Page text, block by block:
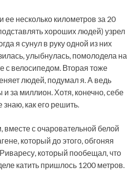
несколько километров за 20
хороших людей) узрел
я сунул в руку одной из них
улыбнулась, помолодела на
с велосипедом. Вторая тоже
людей, подумал я. А ведь
за миллион. Хотя, конечно, себе
как его решить.
с очаровательной белой
который до этого, обгоняя
который пообещал, что
катить пришлось 1200 метров.